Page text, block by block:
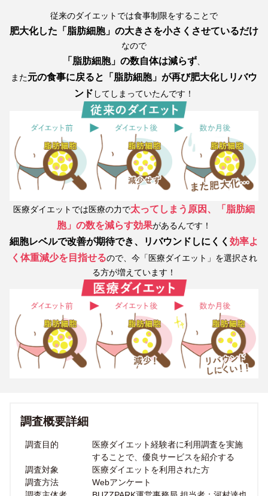
従来のダイエットでは食事制限をすることで
肥大化した「脂肪細胞」の大きさを小さくさせているだけ
なので
「脂肪細胞」の数自体は減らず
また元の食事に戻ると「脂肪細胞」が再び肥大化し リバウ
ンド してしまっていたんです！
医療ダイエットでは医療の力で太ってしまう原因、
「脂肪細
胞」の数を減らす効果があるんです！
細胞レベルで改善が期待でき、リバウンドしにくく 効率よ
く体重減少を目指せるので、今「医療ダイエット」を選択され
る方が増えています！
調査概要詳細
調査目的
医療ダイエット経験者に利⽤調査を実施
することで、優良サービスを紹介する
調査対象
医療ダイエットを利用された方
調査方法
Webアンケート